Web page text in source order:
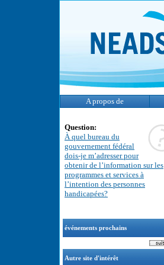
A propos de
Question:
À quel bureau du
gouvernement fédéral
dois-je m’adresser pour
obtenir de l’information sur les
programmes et services à
l’intention des personnes
handicapées?
événements prochains
Autre site d'intérêt